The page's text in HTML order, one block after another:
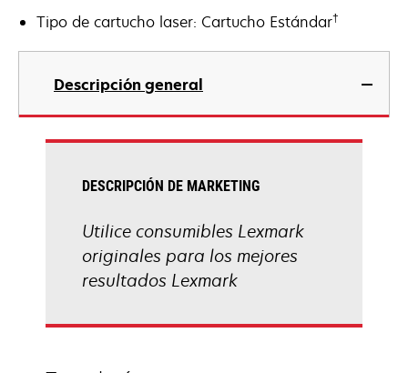
Tipo de cartucho laser: Cartucho Estándar†
Descripción general
DESCRIPCIÓN DE MARKETING
Utilice consumibles Lexmark
originales para los mejores
resultados Lexmark